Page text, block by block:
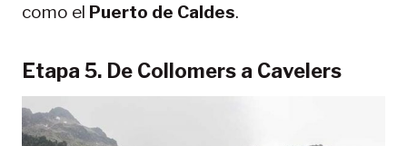
como el Puerto de Caldes.
Etapa 5. De Collomers a Cavelers